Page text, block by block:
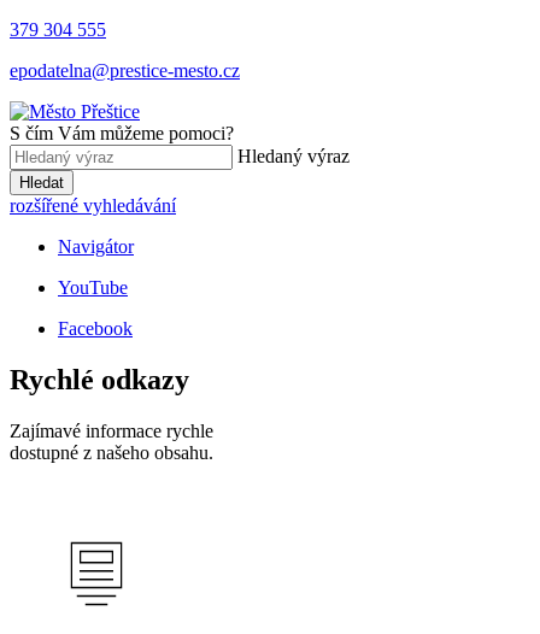
379 304 555
epodatelna@prestice-mesto.cz
S čím Vám můžeme pomoci?
Hledaný výraz
Hledat
rozšířené vyhledávání
Navigátor
YouTube
Facebook
Rychlé odkazy
Zajímavé informace rychle
dostupné z našeho obsahu.